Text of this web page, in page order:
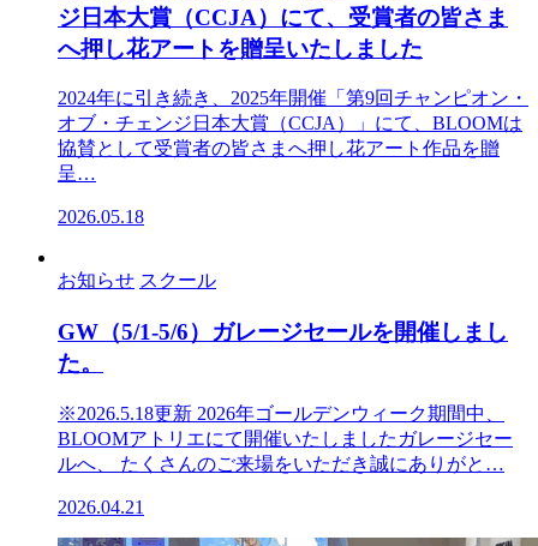
ジ日本大賞（CCJA）にて、受賞者の皆さま
へ押し花アートを贈呈いたしました
2024年に引き続き、2025年開催「第9回チャンピオン・
オブ・チェンジ日本大賞（CCJA）」にて、BLOOMは
協賛として受賞者の皆さまへ押し花アート作品を贈
呈…
2026.05.18
お知らせ スクール
GW（5/1-5/6）ガレージセールを開催しまし
た。
※2026.5.18更新 2026年ゴールデンウィーク期間中、
BLOOMアトリエにて開催いたしましたガレージセー
ルへ、 たくさんのご来場をいただき誠にありがと…
2026.04.21